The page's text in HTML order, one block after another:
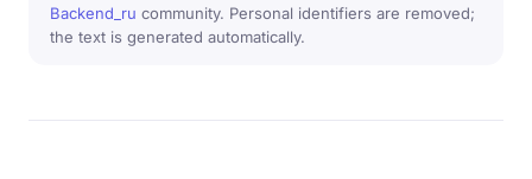
Backend_ru community. Personal identifiers are removed;
the text is generated automatically.